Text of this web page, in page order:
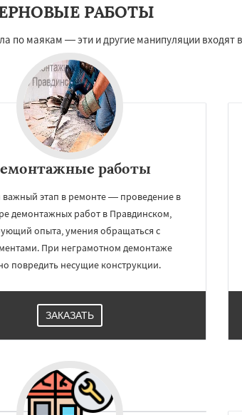
РАБОТЫ
по маякам — эти и другие манипуляции
работы
этап в ремонте — проведение в
демонтажных работ в Правдинском,
опыта, умения обращаться с
При неграмотном демонтаже
повредить несущие конструкции.
ЗАКАЗАТЬ